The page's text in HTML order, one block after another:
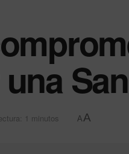
1 minutos AA